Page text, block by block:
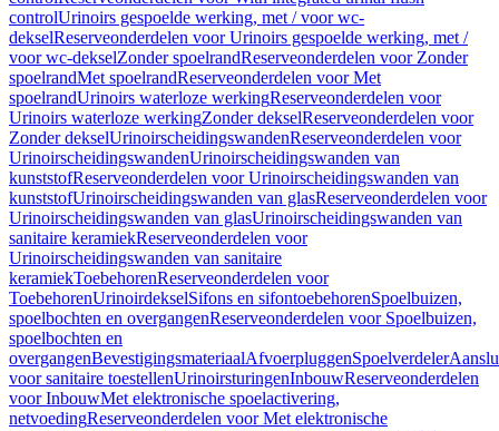
controlUrinoirs gespoelde werking, met / voor wc-
dekselReserveonderdelen voor Urinoirs gespoelde werking, met /
voor wc-dekselZonder spoelrandReserveonderdelen voor Zonder
spoelrandMet spoelrandReserveonderdelen voor Met
spoelrandUrinoirs waterloze werkingReserveonderdelen voor
Urinoirs waterloze werkingZonder dekselReserveonderdelen voor
Zonder dekselUrinoirscheidingswandenReserveonderdelen voor
UrinoirscheidingswandenUrinoirscheidingswanden van
kunststofReserveonderdelen voor Urinoirscheidingswanden van
kunststofUrinoirscheidingswanden van glasReserveonderdelen voor
Urinoirscheidingswanden van glasUrinoirscheidingswanden van
sanitaire keramiekReserveonderdelen voor
Urinoirscheidingswanden van sanitaire
keramiekToebehorenReserveonderdelen voor
ToebehorenUrinoirdekselSifons en sifontoebehorenSpoelbuizen,
spoelbochten en overgangenReserveonderdelen voor Spoelbuizen,
spoelbochten en
overgangenBevestigingsmateriaalAfvoerpluggenSpoelverdeler
voor sanitaire toestellenUrinoirsturingenInbouwReserveonderdelen
voor InbouwMet elektronische spoelactivering,
netvoedingReserveonderdelen voor Met elektronische